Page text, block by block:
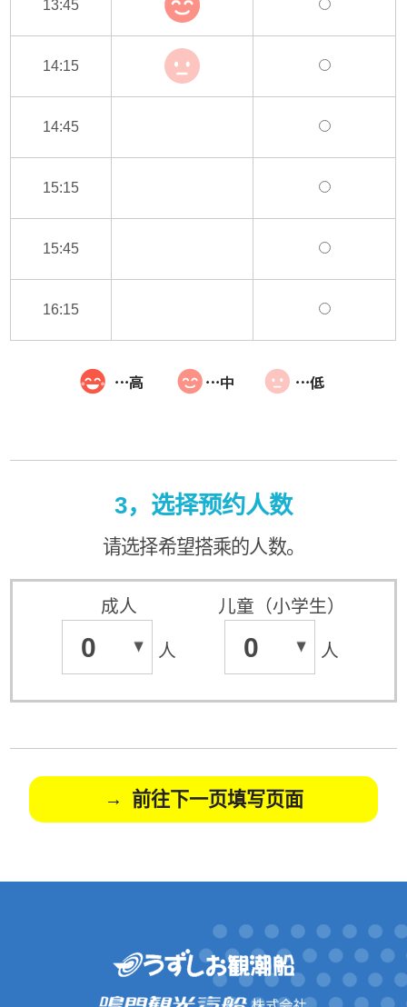
13:45
14:15
14:45
15:15
15:45
16:15
3，选择预约人数
请选择希望搭乘的人数。
成人
0 人
儿童（小学生）
0 人
前往下一页填写页面